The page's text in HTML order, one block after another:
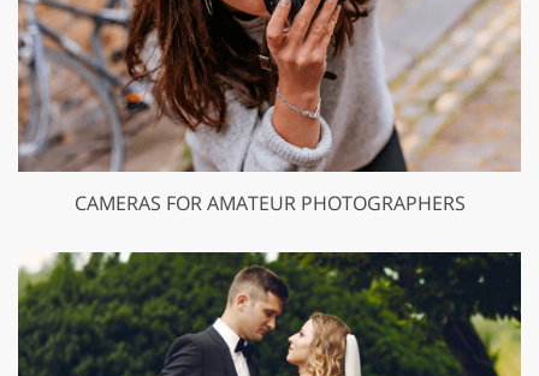
CAMERAS FOR AMATEUR PHOTOGRAPHERS